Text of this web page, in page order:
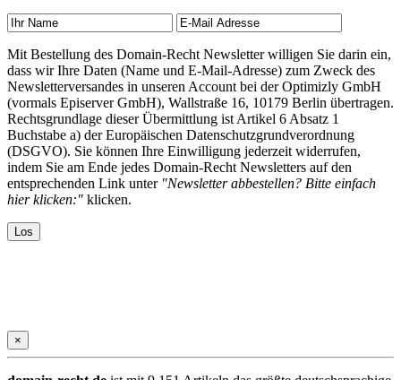
Mit Bestellung des Domain-Recht Newsletter willigen Sie darin ein,
dass wir Ihre Daten (Name und E-Mail-Adresse) zum Zweck des
Newsletterversandes in unseren Account bei der Optimizly GmbH
(vormals Episerver GmbH), Wallstraße 16, 10179 Berlin übertragen.
Rechtsgrundlage dieser Übermittlung ist Artikel 6 Absatz 1
Buchstabe a) der Europäischen Datenschutzgrundverordnung
(DSGVO). Sie können Ihre Einwilligung jederzeit widerrufen,
indem Sie am Ende jedes Domain-Recht Newsletters auf den
entsprechenden Link unter "Newsletter abbestellen? Bitte einfach
hier klicken:" klicken.
×